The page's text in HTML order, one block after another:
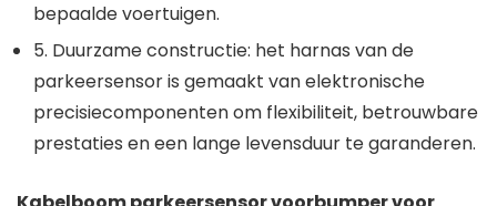
bepaalde voertuigen.
5. Duurzame constructie: het harnas van de
parkeersensor is gemaakt van elektronische
precisiecomponenten om flexibiliteit, betrouwbare
prestaties en een lange levensduur te garanderen.